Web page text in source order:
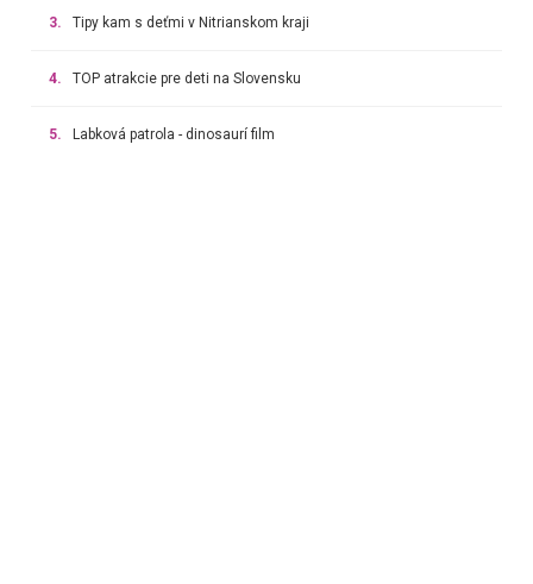
3. Tipy kam s deťmi v Nitrianskom kraji
4. TOP atrakcie pre deti na Slovensku
5. Labková patrola - dinosaurí film